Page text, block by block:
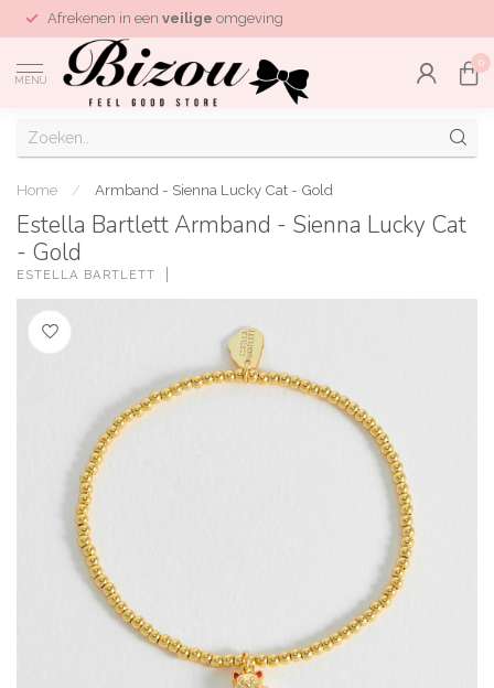
Afrekenen in een veilige omgeving
MENU
0
Home / Armband - Sienna Lucky Cat - Gold
Estella Bartlett Armband - Sienna Lucky Cat
- Gold
ESTELLA BARTLETT